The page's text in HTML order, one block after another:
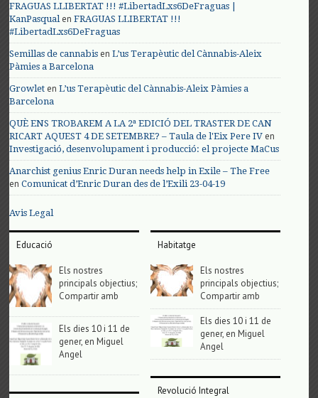
FRAGUAS LLIBERTAT !!! #LibertadLxs6DeFraguas |
KanPasqualenFRAGUAS LLIBERTAT !!!
#LibertadLxs6DeFraguas
Semillas de cannabis enL’us Terapèutic del Cànnabis-Aleix
Pàmies a Barcelona
Growlet enL’us Terapèutic del Cànnabis-Aleix Pàmies a
Barcelona
QUÈ ENS TROBAREM A LA 2ª EDICIÓ DEL TRASTER DE CAN
RICART AQUEST 4 DE SETEMBRE? – Taula de l'Eix Pere IV en
Investigació, desenvolupament i producció: el projecte MaCus
Anarchist genius Enric Duran needs help in Exile – The Free
enComunicat d’Enric Duran des de l’Exili 23-04-19
Avis Legal
Educació
Els nostres
principals objectius;
Compartir amb
Els dies 10 i 11 de
gener, en Miguel
Angel
Habitatge
Els nostres
principals objectius;
Compartir amb
Els dies 10 i 11 de
gener, en Miguel
Angel
Revolució Integral